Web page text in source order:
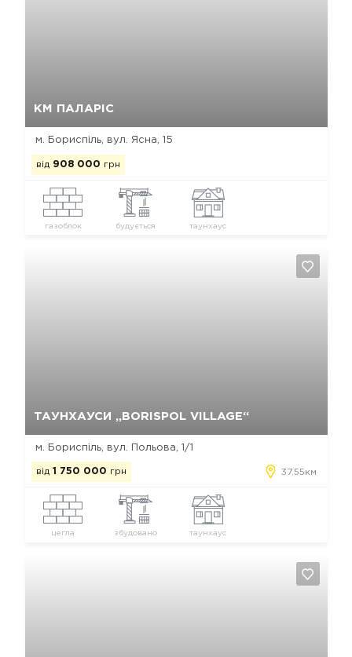
КМ ПАЛАРІС
м. Бориспіль, вул. Ясна, 15
від 908 000 грн
газоблок будується таунхаус
ТАУНХАУСИ „BORISPOL VILLAGE“
м. Бориспіль, вул. Польова, 1/1
від 1 750 000 грн 37.55км
цегла збудовано таунхаус